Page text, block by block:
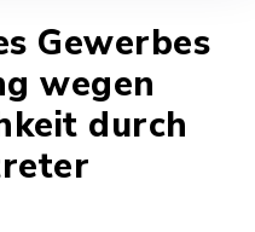
Gewerbes
wegen
durch